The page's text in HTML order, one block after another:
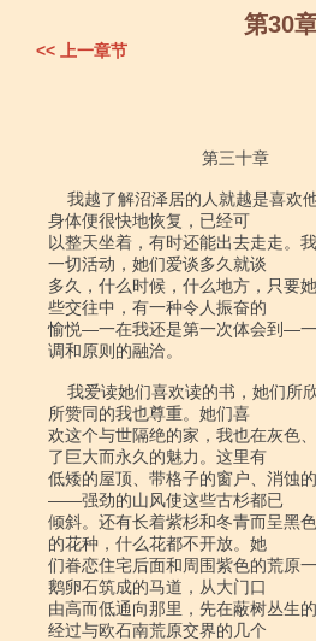
第30
<< 上一章节
身体便很快地恢复，已经可
以整天坐着，有时还能出去走走。
一切活动，她们爱谈多久就谈
多久，什么时候，什么地方，只要
些交往中，有一种令人振奋的
愉悦―一在我还是第一次体会到―
调和原则的融洽。
所赞同的我也尊重。她们喜
欢这个与世隔绝的家，我也在灰色
了巨大而永久的魅力。这里有
低矮的屋顶、带格子的窗户、消蚀
――强劲的山风使这些古杉都已
倾斜。还有长着紫杉和冬青而呈黑
的花种，什么花都不开放。她
们眷恋住宅后面和周围紫色的荒原
鹅卵石筑成的马道，从大门口
由高而低通向那里，先在蔽树丛生
经过与欧石南荒原交界的几个